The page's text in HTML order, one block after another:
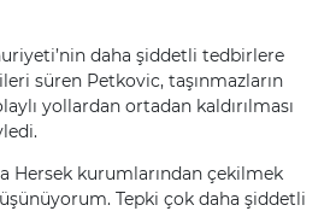
daha şiddetli tedbirlere
süren Petkovic, taşınmazların
yollardan ortadan kaldırılması
Hersek kurumlarından çekilmek
Tepki çok daha şiddetli